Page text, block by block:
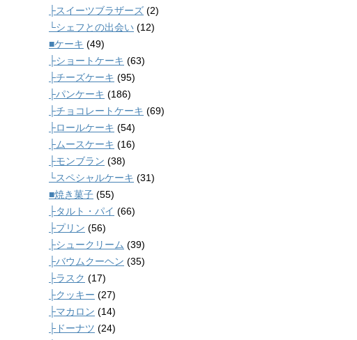
├スイーツブラザーズ (2)
└シェフとの出会い (12)
■ケーキ (49)
├ショートケーキ (63)
├チーズケーキ (95)
├パンケーキ (186)
├チョコレートケーキ (69)
├ロールケーキ (54)
├ムースケーキ (16)
├モンブラン (38)
└スペシャルケーキ (31)
■焼き菓子 (55)
├タルト・パイ (66)
├プリン (56)
├シュークリーム (39)
├バウムクーヘン (35)
├ラスク (17)
├クッキー (27)
├マカロン (14)
├ドーナツ (24)